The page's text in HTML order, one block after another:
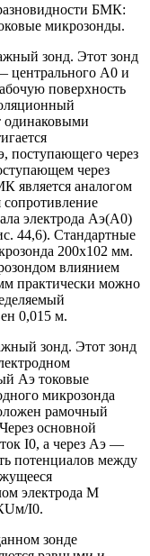
БМК:
микрозонды.
зонд. Этот зонд
центрального А0 и
поверхность
поступающего через
через
является аналогом
электрода Аэ(А0)
44,6). Стандартные
200x102 мм.
влиянием
практически можно
0,015 м.
зонд. Этот зонд
Аэ токовые
микрозонда
рамочный
основной
I0, а через Аэ —
потенциалов между
электрода М
I0.
зонде